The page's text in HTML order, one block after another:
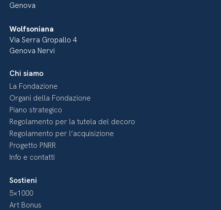
Genova
Wolfsoniana
Via Serra Gropallo 4
Genova Nervi
Chi siamo
La Fondazione
Organi della Fondazione
Piano strategico
Regolamento per la tutela del decoro
Regolamento per l’acquisizione
Progetto PNRR
Info e contatti
Sostieni
5×1000
Art Bonus